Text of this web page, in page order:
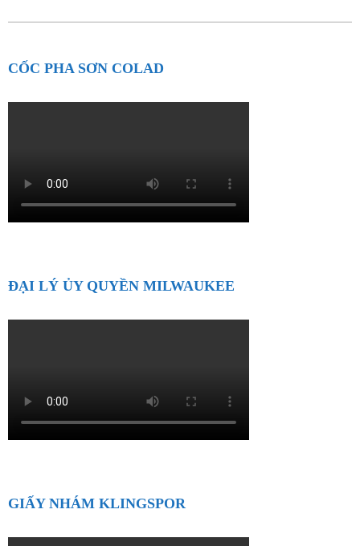
CỐC PHA SƠN COLAD
ĐẠI LÝ ỦY QUYỀN MILWAUKEE
GIẤY NHÁM KLINGSPOR